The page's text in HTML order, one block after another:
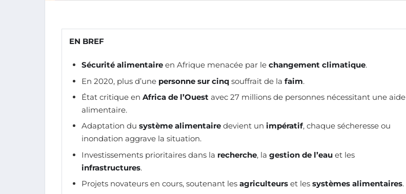
EN BREF
Sécurité alimentaire en Afrique menacée par le changement climatique.
En 2020, plus d’une personne sur cinq souffrait de la faim.
État critique en Africa de l’Ouest avec 27 millions de personnes nécessitant une aide
alimentaire.
Adaptation du système alimentaire devient un impératif, chaque sécheresse ou
inondation aggrave la situation.
Investissements prioritaires dans la recherche, la gestion de l’eau et les
infrastructures.
Projets novateurs en cours, soutenant les agriculteurs et les systèmes alimentaires.